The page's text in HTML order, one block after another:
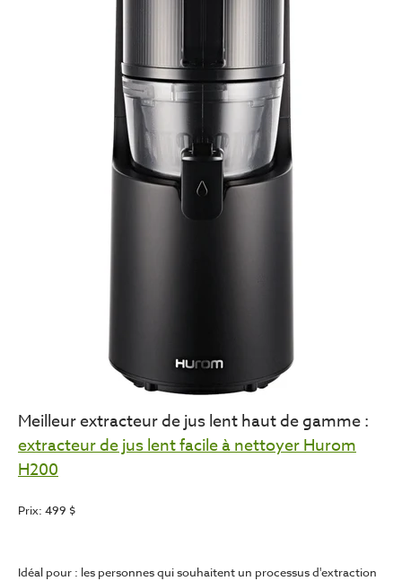
Meilleur extracteur de jus lent haut de gamme :
extracteur de jus lent facile à nettoyer Hurom
H200
Prix: 499 $
Idéal pour : les personnes qui souhaitent un processus d'extraction